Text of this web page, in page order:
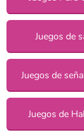
Juegos de
Juegos de
Juegos de